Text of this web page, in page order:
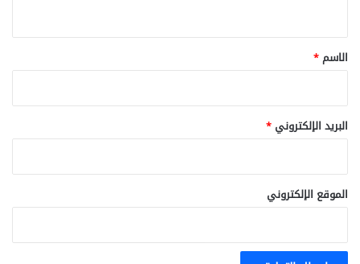
*
الاسم*
البريد الإلكتروني*
الموقع الإلكتروني